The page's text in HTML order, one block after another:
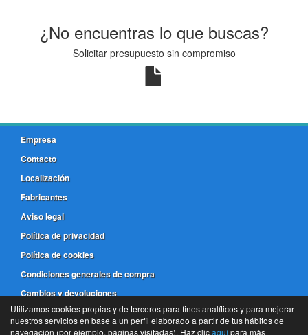
¿No encuentras lo que buscas?
Solicitar presupuesto sin compromiso
Empresa
Contacto
Localización
Fabricantes
Aviso legal
Política de privacidad
Política de cookies
Condiciones generales de compra
Cambios y devoluciones
981 173 772
Utilizamos cookies propias y de terceros para fines analíticos y para mejorar
nuestros servicios en base a un perfil elaborado a partir de tus hábitos de
navegación (por ejemplo, páginas visitadas). Haz clicaquípara más